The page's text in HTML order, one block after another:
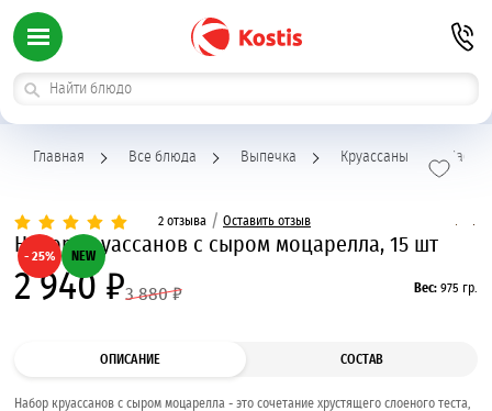
Главная Все блюда Выпечка Круассаны
2 отзыва / Оставить отзыв
- 25% NEW
Набор круассанов с сыром моцарелла, 15 шт
2 940 ₽3 880 ₽ Вес: 975 гр.
ОПИСАНИЕ СОСТАВ
Набор круассанов с сыром моцарелла - это сочетание хрустящего слоеного теста,